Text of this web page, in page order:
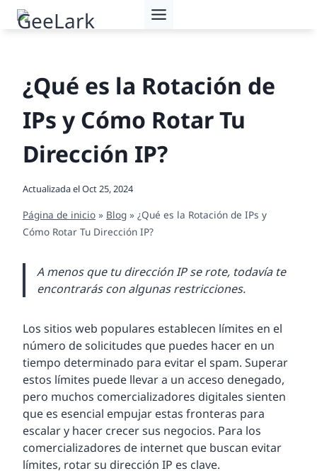
Saltar
¿Qué es la Rotación de
IPs y Cómo Rotar Tu
Dirección IP?
Actualizada elOct 25, 2024
Página de inicio » Blog » ¿Qué es la Rotación de IPs y
Cómo Rotar Tu Dirección IP?
A menos que tu dirección IP se rote, todavía te
encontrarás con algunas restricciones.
Los sitios web populares establecen límites en el
número de solicitudes que puedes hacer en un
tiempo determinado para evitar el spam. Superar
estos límites puede llevar a un acceso denegado,
pero muchos comercializadores digitales sienten
que es esencial empujar estas fronteras para
escalar y hacer crecer sus negocios. Para los
comercializadores de internet que buscan evitar
límites, rotar su dirección IP es clave.